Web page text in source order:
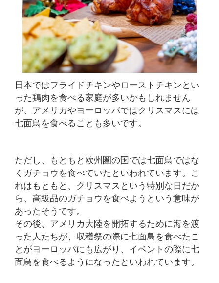
日本ではフライドチキンやローストチキンとい
った鶏肉を食べる家庭が多いかもしれません
が、アメリカやヨーロッパではクリスマスには
七面鳥を食べることも多いです。
ただし、もともと欧州圏の国では七面鳥ではな
くガチョウを食べていたといわれています。こ
れはもともと、クリスマスという特別な日だか
ら、高級品のガチョウを食べようという意味が
あったそうです。
その後、アメリカ大陸を開拓するために海を渡
った人たちが、収穫祭の際に七面鳥を食べたこ
とがヨーロッパにも広がり、イベントの際に七
面鳥を食べるようになったといわれています。